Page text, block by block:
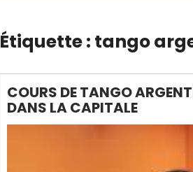
Étiquette : tango
COURS DE TANGO
DANS LA CAPITALE